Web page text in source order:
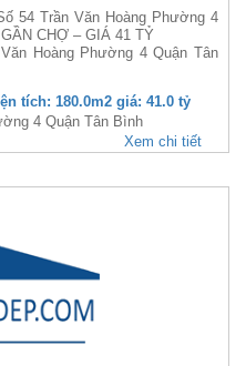
54 Trần Văn Hoàng Phường 4
CHỢ – GIÁ 41 TỶ
Hoàng Phường 4 Quận Tân
tích: 180.0m2 giá: 41.0 tỷ
4 Quận Tân Bình
Xem chi tiết